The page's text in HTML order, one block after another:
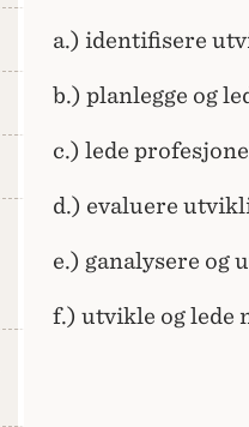
a.) identifisere
b.) planlegge og
c.) lede
d.) evaluere
e.) ganalysere
f.) utvikle og lede